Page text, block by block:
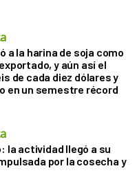
a la harina de soja como
y aún así el
de cada diez dólares y
en un semestre récord
la actividad llegó a su
por la cosecha y